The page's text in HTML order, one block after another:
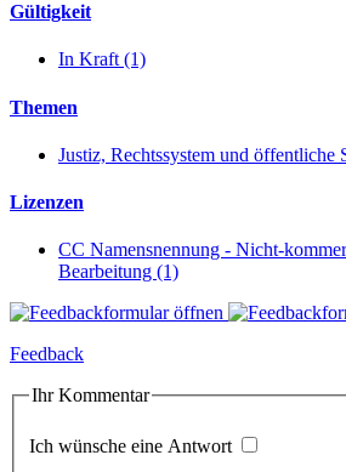
Gültigkeit
In Kraft (1)
Themen
Justiz, Rechtssystem und öffentliche
Lizenzen
CC Namensnennung - Nicht-
Bearbeitung (1)
Feedback
Ihr Kommentar
Ich wünsche eine Antwort